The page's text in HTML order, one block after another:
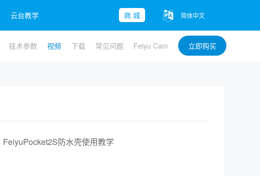
云台教学 商 城 简体中文
技术参数 视频 下载 常见问题 Feiyu Cam 立即购买
FeiyuPocket2S防水壳使用教学